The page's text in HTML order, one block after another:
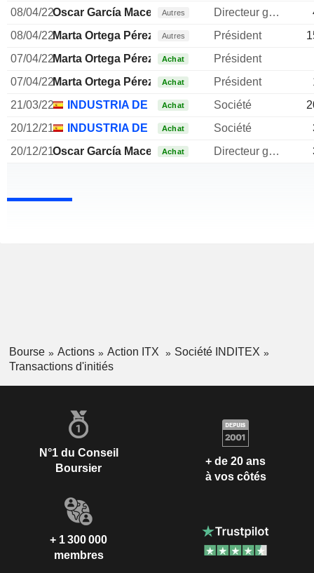
08/04/22Oscar García MaceirasAutres Directeur general
08/04/22Marta Ortega Pérez Autres Président
07/04/22Marta Ortega Pérez Achat
Président
07/04/22Marta Ortega Pérez Achat Président
21/03/22
INDUSTRIA DE DISEÑO TEXTIL SA
Achat Société
20/12/21
INDUSTRIA DE DISEÑO TEXTIL SA
Achat Société
20/12/21Oscar García MaceirasAchat Directeur general
Bourse Actions Action ITX
Société INDITEX
Transactions d'initiés
N°1 du Conseil
Boursier
+ de 20 ans
à vos côtés
+ 1 300 000
membres